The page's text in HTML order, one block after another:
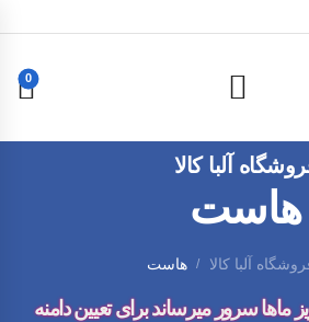
0
آلبا کالا
هاست
آلبا کالا / هاست
ماها سرور میرساند برای تعیین دامنه